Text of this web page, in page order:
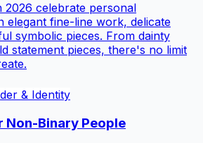
2026 celebrate personal
elegant fine-line work, delicate
symbolic pieces. From dainty
statement pieces, there's no limit
& Identity
Non-Binary People